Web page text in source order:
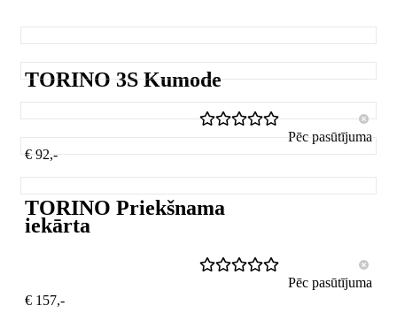
TORINO 3S Kumode
Pēc pasūtījuma
€ 92,-
TORINO Priekšnama
iekārta
Pēc pasūtījuma
€ 157,-